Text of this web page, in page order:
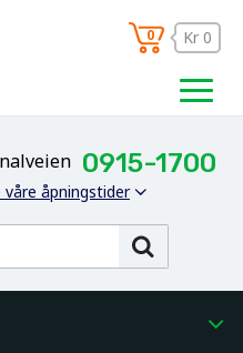
0915-1700
våre åpningstider
0 Kr 0